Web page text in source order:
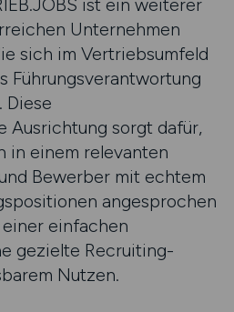
ist ein weiterer
Unternehmen
sich im Vertriebsumfeld
Führungsverantwortung
Diese
Ausrichtung sorgt dafür,
in einem relevanten
Bewerber mit echtem
angesprochen
einfachen
gezielte Recruiting-
Nutzen.